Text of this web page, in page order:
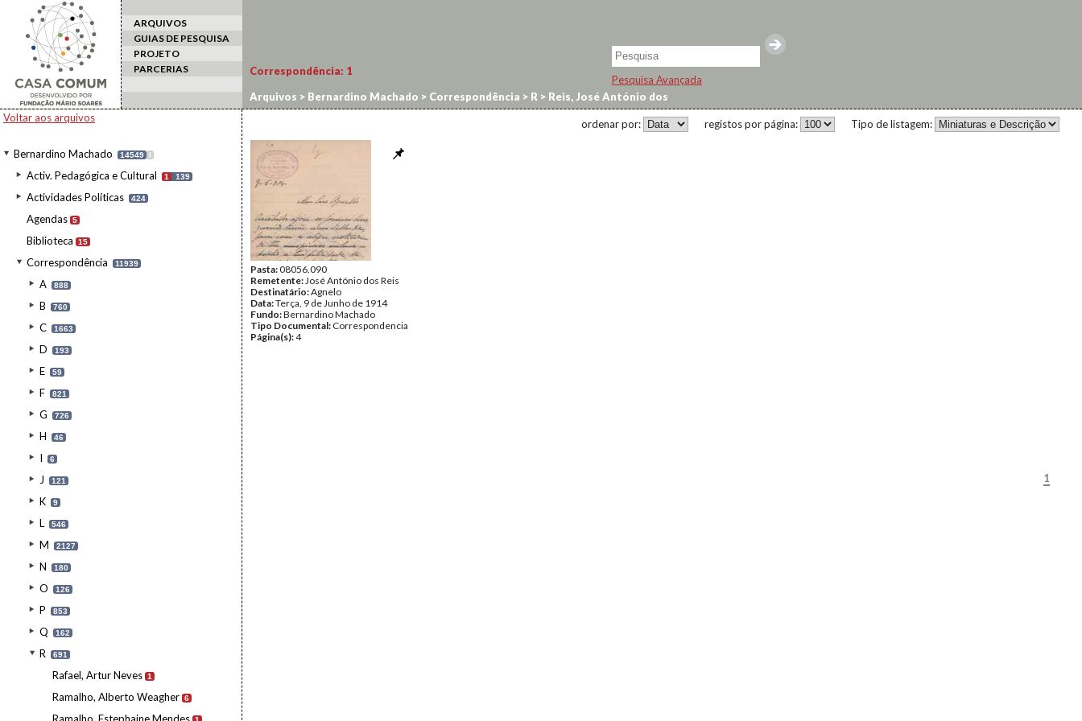
ARQUIVOS
GUIAS DE PESQUISA
PROJETO
PARCERIAS
Pesquisa Avançada
Voltar aos arquivos
Bernardino Machado 14549 I
Activ. Pedagógica e Cultural 1 139
Actividades Políticas 424
Agendas 5
Biblioteca 15
Correspondência 11939
A 888
B 760
C 1663
D 193
E 59
F 821
G 726
H 46
I 6
J 121
K 9
L 546
M 2127
N 180
O 126
P 853
Q 162
R 691
Rafael, Artur Neves 1
Ramalho, Alberto Weagher 6
Correspondência: 1
Arquivos > Bernardino Machado > Correspondência > R > Reis, José António dos
Tipo de listagem:
registos por página:
ordenar por:
Pasta:08056.090
Remetente:José António dos Reis
Destinatário:Agnelo
Data:Terça, 9 de Junho de 1914
Fundo:Bernardino Machado
Tipo Documental: Correspondencia
Página(s):4
1